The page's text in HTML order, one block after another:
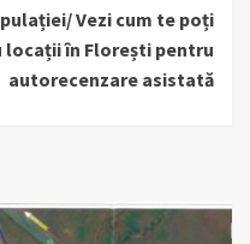
Vezi cum te poți
în Florești pentru
autorecenzare asistată